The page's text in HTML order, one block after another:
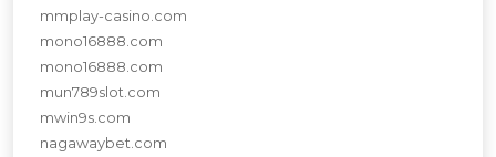
mmplay-casino.com
mono16888.com
mono16888.com
mun789slot.com
mwin9s.com
nagawaybet.com